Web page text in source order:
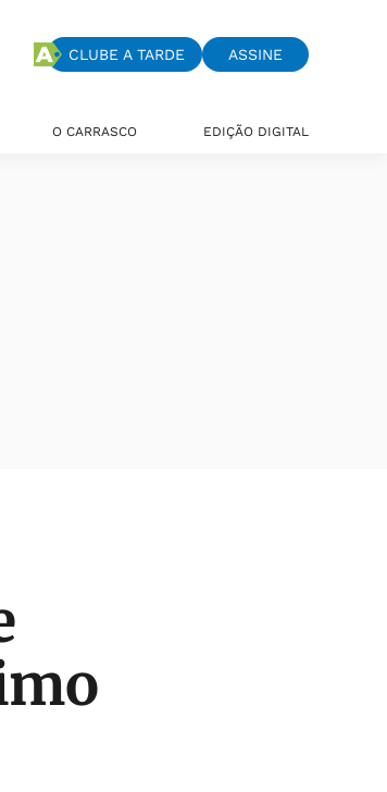
CLUBE A TARDE ASSINE
O CARRASCO EDIÇÃO DIGITAL